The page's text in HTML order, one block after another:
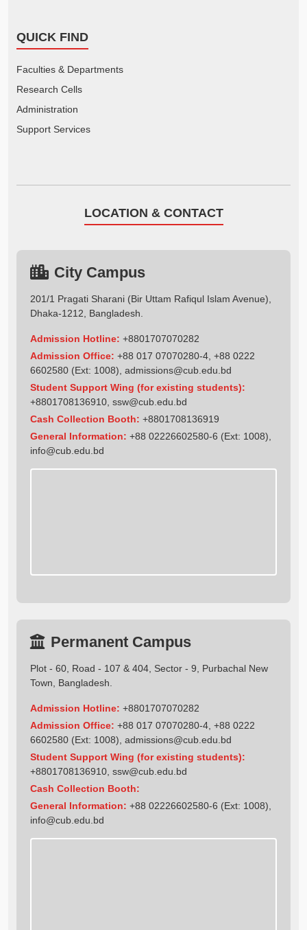
QUICK FIND
Faculties & Departments
Research Cells
Administration
Support Services
LOCATION & CONTACT
City Campus
201/1 Pragati Sharani (Bir Uttam Rafiqul Islam Avenue),
Dhaka-1212, Bangladesh.
Admission Hotline: +8801707070282
Admission Office: +88 017 07070280-4, +88 0222
6602580 (Ext: 1008), admissions@cub.edu.bd
Student Support Wing (for existing students):
+8801708136910 ssw@cub.edu.bd
Cash Collection Booth: +8801708136919
General Information: +88 02226602580-6 (Ext: 1008),
info@cub.edu.bd
Permanent Campus
Plot - 60, Road - 107 & 404, Sector - 9, Purbachal New
Town, Bangladesh.
Admission Hotline: +8801707070282
Admission Office: +88 017 07070280-4, +88 0222
6602580 (Ext: 1008), admissions@cub.edu.bd
Student Support Wing (for existing students):
+8801708136910 ssw@cub.edu.bd
Cash Collection Booth:
General Information: +88 02226602580-6 (Ext: 1008),
info@cub.edu.bd